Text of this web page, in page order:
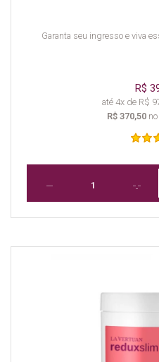
Garanta seu ingresso e viva
R$
até 4x de R$
R$ 370,50